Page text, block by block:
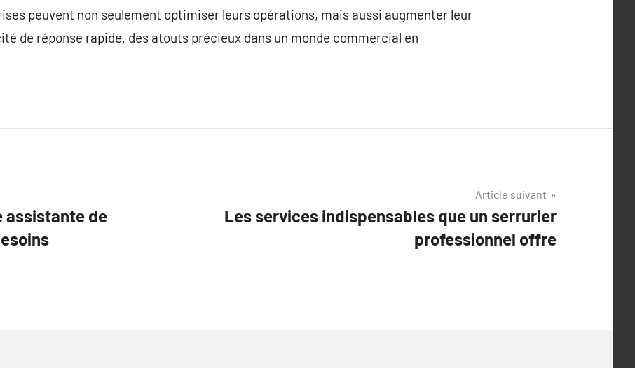
peuvent non seulement optimiser leurs opérations, mais aussi augmenter leur
de réponse rapide, des atouts précieux dans un monde commercial en
assistante de
Article suivant
Les services indispensables que un serrurier
professionnel offre